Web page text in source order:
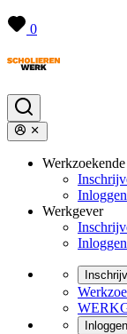
0
Werkzoekende
Inloggen
Werkgever
Inloggen
Inloggen